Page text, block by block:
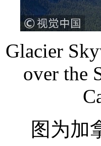
Glacier
over the
图为加